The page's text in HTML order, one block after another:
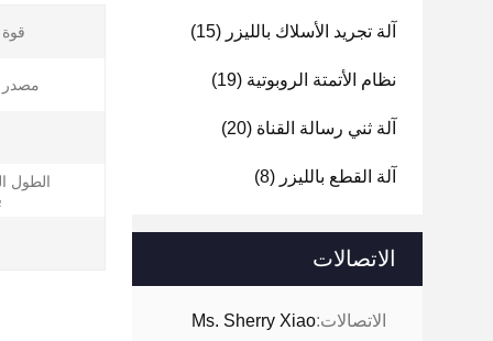
آلة تجريد الأسلاك بالليزر (15)
نظام الأتمتة الروبوتية (19)
آلة ثني رسالة القناة (20)
آلة القطع بالليزر (8)
الاتصالات
الاتصالات:Ms. Sherry Xiao
قوة
مصدر
الطول